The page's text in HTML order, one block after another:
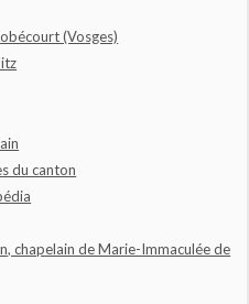
(Vosges)
du canton
chapelain de Marie-Immaculée de